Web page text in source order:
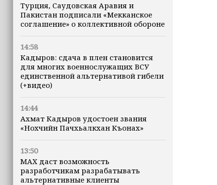
Турция, Саудовская Аравия и
Пакистан подписали «Мекканское
соглашение» о коллективной обороне
14:58
Кадыров: сдача в плен становится
для многих военнослужащих ВСУ
единственной альтернативой гибели
(+видео)
14:44
Ахмат Кадыров удостоен звания
«Нохчийн Пачхьалкхан Къонах»
13:50
MAX даст возможность
разработчикам разрабатывать
альтернативные клиенты